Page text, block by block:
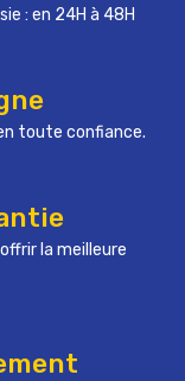
: en 24H à 48H
toute confiance.
la meilleure